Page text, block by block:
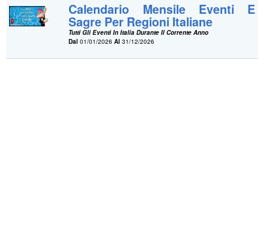
Calendario Mensile Eventi E
Sagre Per Regioni Italiane
Tutti Gli Eventi In Italia Durante Il Corrente Anno
Dal 01/01/2026Al 31/12/2026